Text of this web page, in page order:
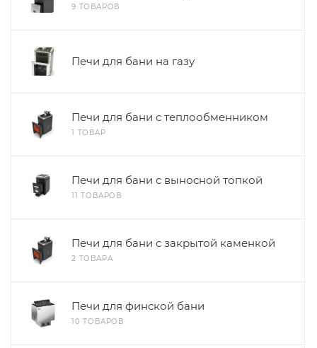
9 ТОВАРОВ
Печи для бани на газу
Печи для бани с теплообменником
1 ТОВАР
Печи для бани с выносной топкой
11 ТОВАРОВ
Печи для бани с закрытой каменкой
2 ТОВАРА
Печи для финской бани
10 ТОВАРОВ